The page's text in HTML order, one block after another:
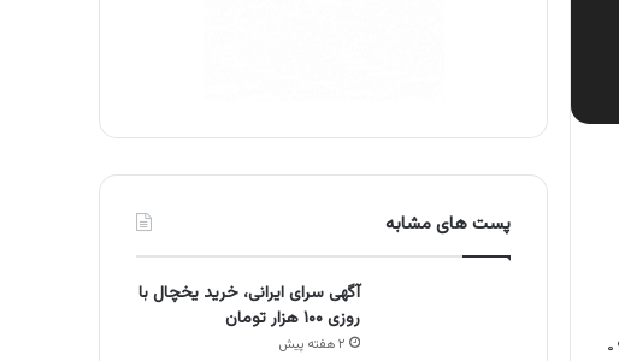
۰
پست های مشابه
آگهی سرای ایرانی، خرید یخچال با
روزی ۱۰۰ هزار تومان
۲ هفته پیش